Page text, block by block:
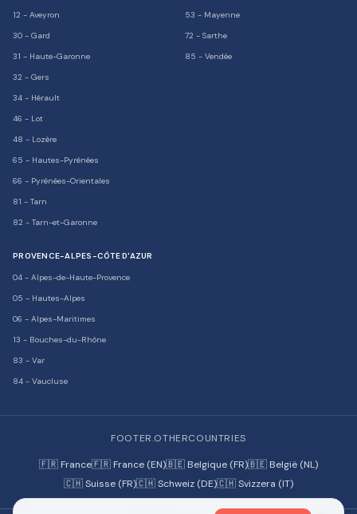
12 - Aveyron
30 - Gard
31 - Haute-Garonne
32 - Gers
34 - Hérault
46 - Lot
48 - Lozère
65 - Hautes-Pyrénées
66 - Pyrénées-Orientales
81 - Tarn
82 - Tarn-et-Garonne
53 - Mayenne
72 - Sarthe
85 - Vendée
PROVENCE-ALPES-CÔTE D'AZUR
04 - Alpes-de-Haute-Provence
05 - Hautes-Alpes
06 - Alpes-Maritimes
13 - Bouches-du-Rhône
83 - Var
84 - Vaucluse
FOOTER.OTHERCOUNTRIES
🇫🇷 France🇫🇷 France (EN)🇧🇪 Belgique (FR)🇧🇪 België (NL)
🇨🇭 Suisse (FR)🇨🇭 Schweiz (DE)🇨🇭 Svizzera (IT)